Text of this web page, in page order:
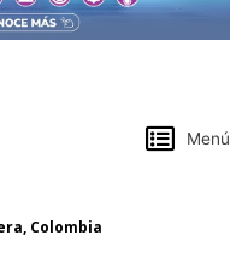
Menú
Colombia